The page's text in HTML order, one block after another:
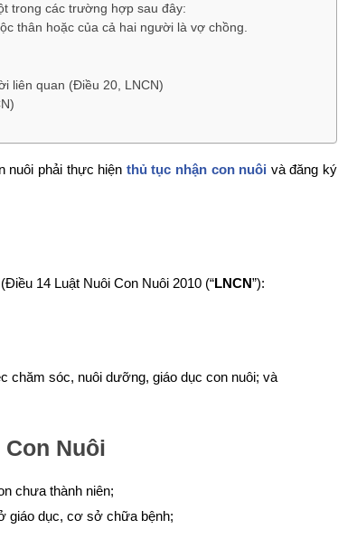
trong các trường hợp sau đây:
thân hoặc của cả hai người là vợ chồng.
liên quan (Điều 20, LNCN)
nuôi phải thực hiện thủ tục nhận con nuôi và đăng ký
14 Luật Nuôi Con Nuôi 2010 (“LNCN”):
chăm sóc, nuôi dưỡng, giáo dục con nuôi; và
Nuôi
chưa thành niên;
giáo dục, cơ sở chữa bệnh;